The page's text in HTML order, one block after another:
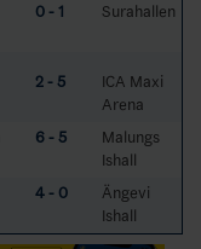
0 - 1 Surahallen
2 - 5
ICA Maxi
Arena
6 - 5
Malungs
Ishall
4 - 0
Ängevi
Ishall